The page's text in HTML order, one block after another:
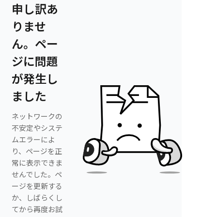
申し訳あ
りませ
ん。ペー
ジに問題
が発生し
ました
ネットワークの
不安定やシステ
ムエラーによ
り、ページを正
常に表示できま
せんでした。ペ
ージを更新する
か、しばらくし
てから再度お試